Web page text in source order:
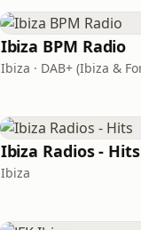
Ibiza BPM Radio
Ibiza Radios - Hits
Ibiza